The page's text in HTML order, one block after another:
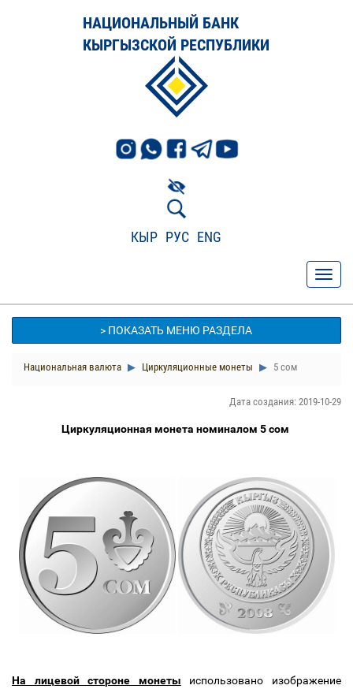
НАЦИОНАЛЬНЫЙ БАНК
КЫРГЫЗСКОЙ РЕСПУБЛИКИ
КЫР РУС ENG
> ПОКАЗАТЬ МЕНЮ РАЗДЕЛА
Национальная валюта Циркуляционные монеты 5 сом
Дата создания: 2019-10-29
Циркуляционная монета номиналом 5 сом
На лицевой стороне монеты
использовано изображение